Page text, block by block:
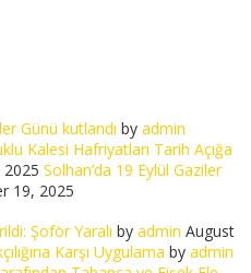
Günü kutlandı by admin
Kalesi Hafriyatları Tarih Açığa
Solhan’da 19 Eylül Gaziler
19, 2025
Şoför Yaralı by admin August
Karşı Uygulama by admin